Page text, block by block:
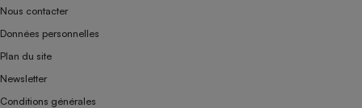
Nous contacter
Données personnelles
Plan du site
Newsletter
Conditions générales